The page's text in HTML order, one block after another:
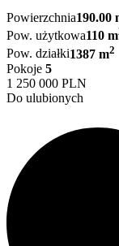
Powierzchnia190.00
Pow. użytkowa110 m
Pow. działki1387 m2
Pokoje 5
1 250 000 PLN
Do ulubionych